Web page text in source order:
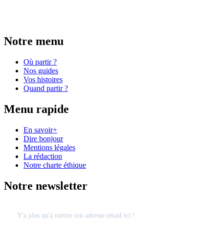
Notre menu
Où partir ?
Nos guides
Vos histoires
Quand partir ?
Menu rapide
En savoir+
Dire bonjour
Mentions légales
La rédaction
Notre charte éthique
Notre newsletter